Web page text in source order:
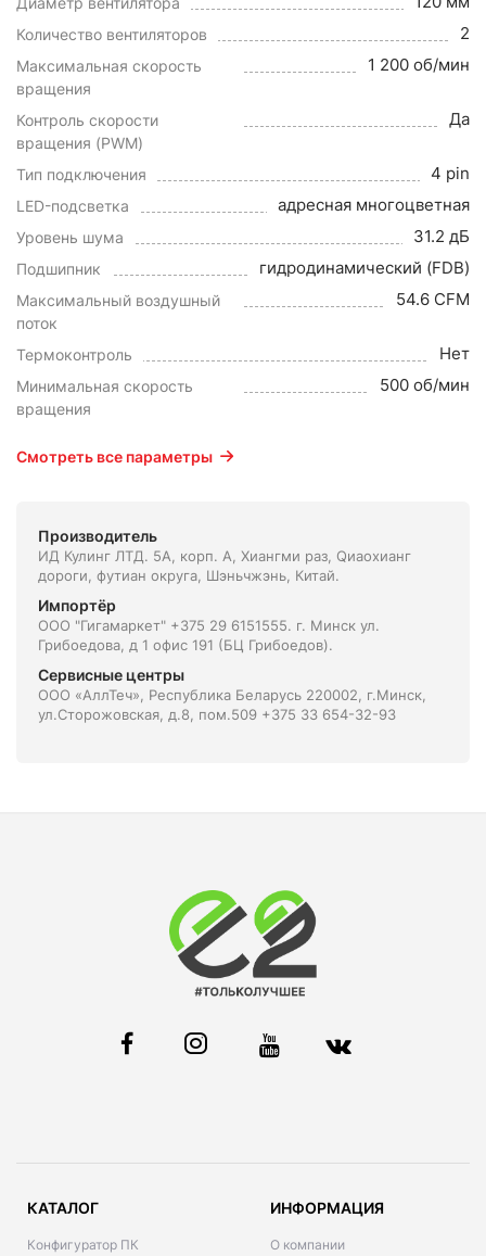
Количество вентиляторов 2
Максимальная скорость
вращения
1 200 об/мин
Контроль скорости
вращения (PWM)
Да
Тип подключения 4 pin
LED-подсветка адресная многоцветная
Уровень шума 31.2 дБ
Подшипник гидродинамический (FDB)
Максимальный воздушный
поток
54.6 CFM
Термоконтроль Нет
Минимальная скорость
вращения
500 об/мин
Смотреть все параметры
Производитель
ИД Кулинг ЛТД. 5А, корп. А, Xиангми раз, Qиаоxианг
дороги, футиан округа, Шэньчжэнь, Китай.
Импортёр
ООО "Гигамаркет" +375 29 6151555. г. Минск ул.
Грибоедова, д 1 офис 191 (БЦ Грибоедов).
Сервисные центры
ООО «АллТеч», Республика Беларусь 220002, г.Минск,
ул.Сторожовская, д.8, пом.509 +375 33 654-32-93
КАТАЛОГ
Конфигуратор ПК
ИНФОРМАЦИЯ
О компании